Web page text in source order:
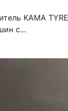
KAMA
с...